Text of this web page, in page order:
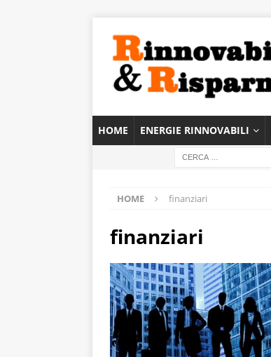
HOME ENERGIE RINNOVABILI
HOME finanziari
finanziari